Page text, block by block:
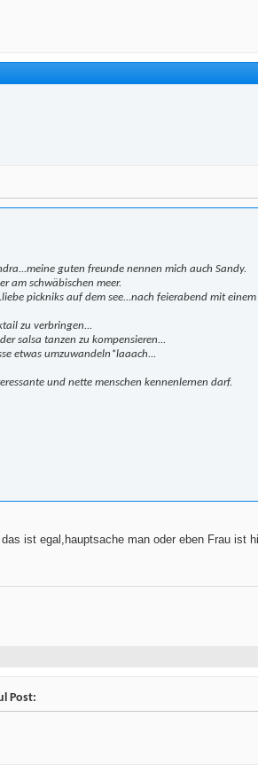
guten freunde nennen mich auch Sandy.
am schwäbischen meer.
pickniks auf dem see...nach feierabend mit
zu verbringen...
salsa tanzen zu kompensieren...
etwas umzuwandeln*laaach...
und nette menschen kennenlernen darf.
ist egal,hauptsache man oder eben Frau ist
Post: